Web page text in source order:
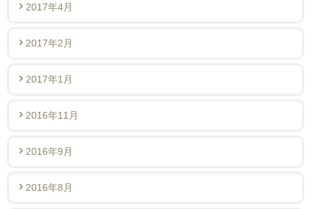
2017年4月
2017年2月
2017年1月
2016年11月
2016年9月
2016年8月